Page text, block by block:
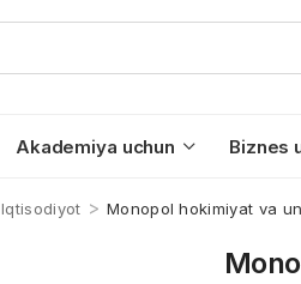
Akademiya uchun Biznes
Iqtisodiyot > Monopol hokimiyat va